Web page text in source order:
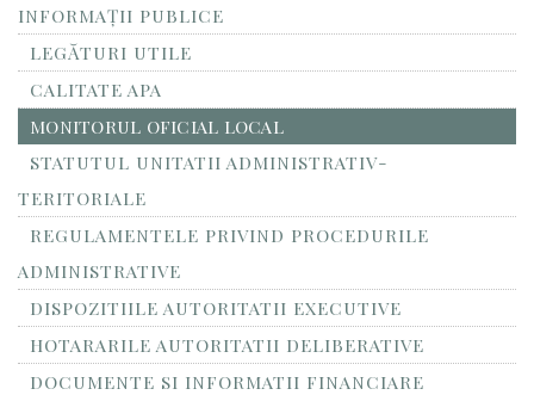
INFORMAŢII PUBLICE
LEGĂTURI UTILE
CALITATE APA
MONITORUL OFICIAL LOCAL
STATUTUL UNITATII ADMINISTRATIV-
TERITORIALE
REGULAMENTELE PRIVIND PROCEDURILE
ADMINISTRATIVE
DISPOZITIILE AUTORITATII EXECUTIVE
HOTARARILE AUTORITATII DELIBERATIVE
DOCUMENTE SI INFORMATII FINANCIARE